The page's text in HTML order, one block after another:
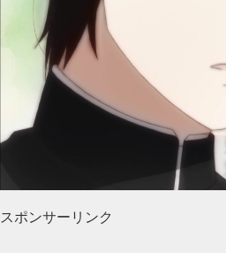
スポンサーリンク